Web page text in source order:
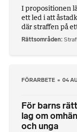
I propositionen
ett led i att
där straffen på
Rättsområden
FÖRARBETE 04
För barns
lag om
och unga